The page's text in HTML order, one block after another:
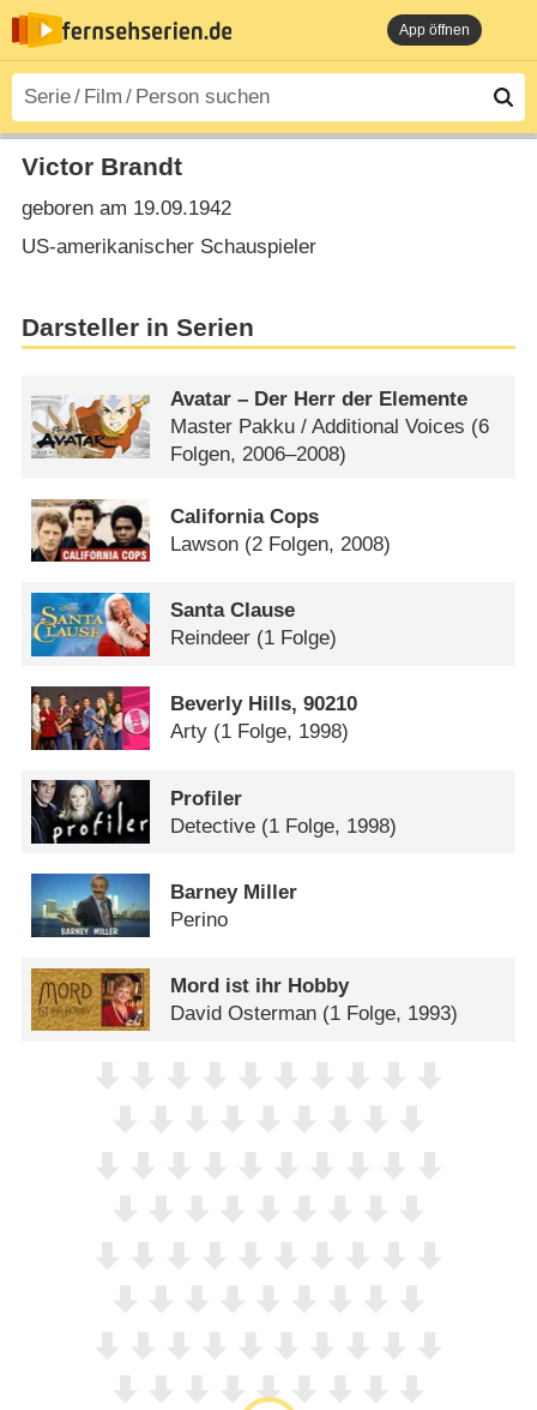
App öffnen
Victor Brandt
geboren am 19.09.1942
US-amerikanischer Schauspieler
Darsteller in Serien
Avatar – Der Herr der Elemente
Master Pakku /​ Additional Voices (6
Folgen, 2006–2008)
California Cops
Lawson (2 Folgen, 2008)
Santa Clause
Reindeer (1 Folge)
Beverly Hills, 90210
Arty (1 Folge, 1998)
Profiler
Detective (1 Folge, 1998)
Barney Miller
Perino
Mord ist ihr Hobby
David Osterman (1 Folge, 1993)